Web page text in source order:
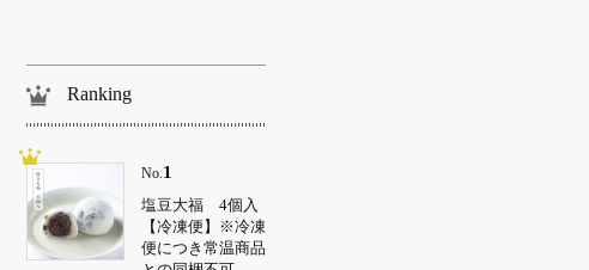
Ranking
No.1
塩豆大福 4個入
【冷凍便】※冷凍
便につき常温商品